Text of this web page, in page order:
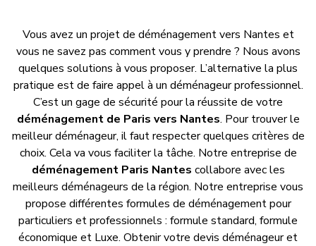
Vous avez un projet de déménagement vers Nantes et
vous ne savez pas comment vous y prendre ? Nous avons
quelques solutions à vous proposer. L’alternative la plus
pratique est de faire appel à un déménageur professionnel.
C’est un gage de sécurité pour la réussite de votre
déménagement de Paris vers Nantes. Pour trouver le
meilleur déménageur, il faut respecter quelques critères de
choix. Cela va vous faciliter la tâche. Notre entreprise de
déménagement Paris Nantes collabore avec les
meilleurs déménageurs de la région. Notre entreprise vous
propose différentes formules de déménagement pour
particuliers et professionnels : formule standard, formule
économique et Luxe. Obtenir votre devis déménageur et